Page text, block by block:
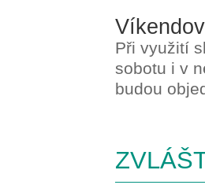
Při využití
sobotu i v
budou